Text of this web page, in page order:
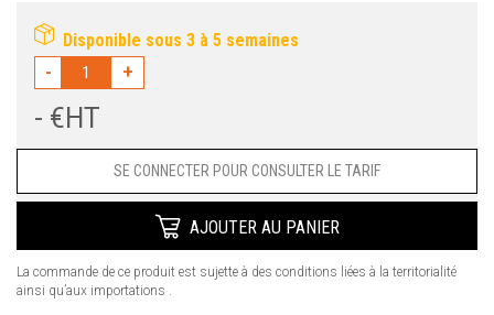
Disponible sous 3 à 5 semaines
-
+
Prix- €HT
SE CONNECTER POUR CONSULTER LE TARIF
AJOUTER AU PANIER
La commande de ce produit est sujette à des conditions liées à la territorialité
ainsi qu’aux importations .